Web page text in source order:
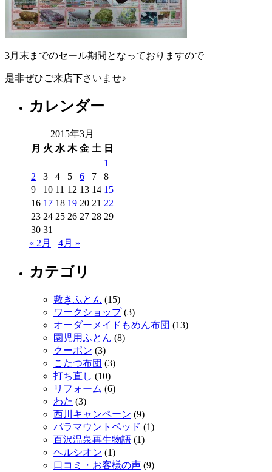
3月末までのセール期間となっておりますので
是非ぜひご来店下さいませ♪
カレンダー
2015年3月
月 火 水 木 金 土 日
1
2
3 4 5 6 7
8
9
10 11 12 13 14 15
16 17 18 19 20 21 22
23 24 25 26 27 28 29
30 31
« 2月
4月 »
カテゴリ
敷きふとん (15)
ワークショップ(3)
オーダーメイドもめん布団 (13)
園児用ふとん (8)
クーポン (3)
こたつ布団 (3)
打ち直し (10)
リフォーム (6)
わた (3)
西川キャンペーン (9)
パラマウントベッド (1)
百沢温泉再生物語 (1)
ヘルシオン (1)
口コミ・お客様の声 (9)